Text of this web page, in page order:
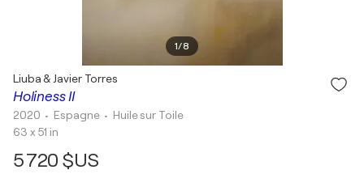
1/8
Holiness II
Liuba & Javier Torres
2020 • Espagne • Huile sur Toile
63 x 51 in
5 720 $US